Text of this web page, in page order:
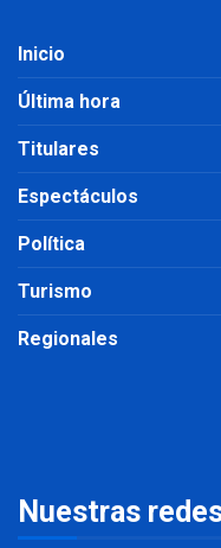
Inicio
Última hora
Titulares
Espectáculos
Política
Turismo
Regionales
Nuestras